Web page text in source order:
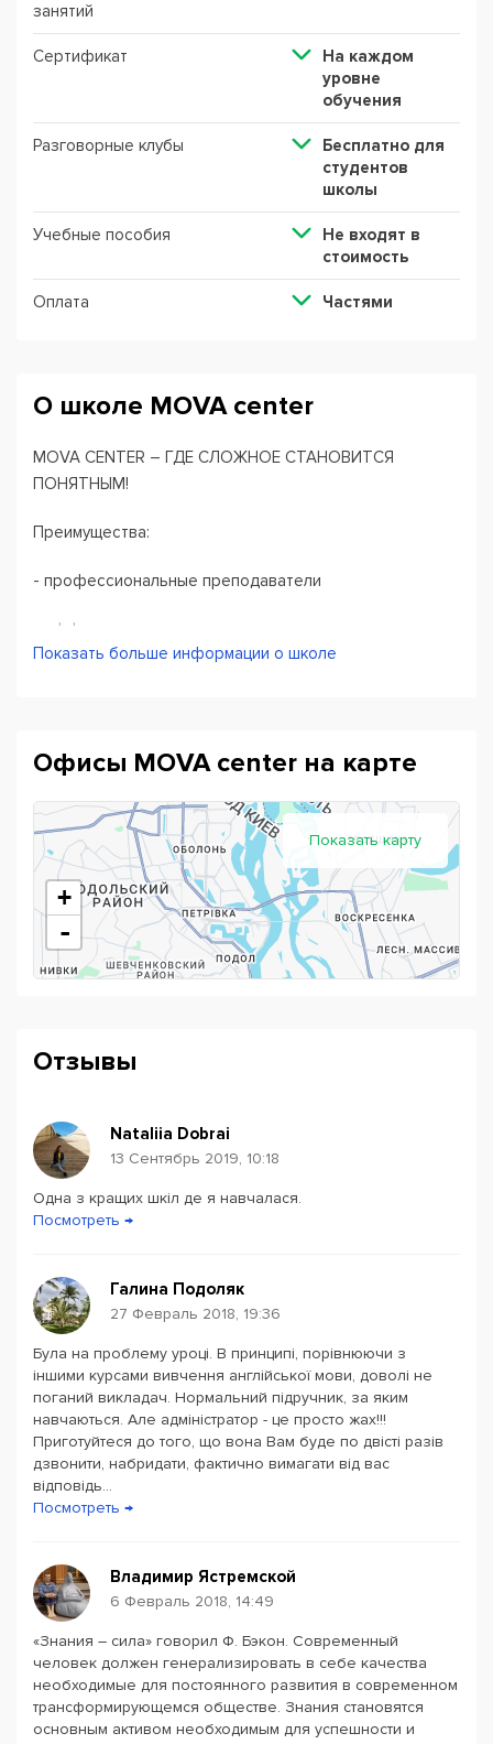
занятий
Сертификат
На каждом
уровне
обучения
Разговорные клубы
Бесплатно для
студентов
школы
Учебные пособия
Не входят в
стоимость
Оплата Частями
О школе MOVA center
MOVA CENTER – ГДЕ СЛОЖНОЕ СТАНОВИТСЯ
ПОНЯТНЫМ!
Преимущества:
- профессиональные преподаватели
- эффективная методика
Наша цель – быть лучшими! Присоединяйтесь!
Показать больше информации о школе
Офисы MOVA center на карте
Показать карту
+
-
Powered by
Отзывы
Nataliia Dobrai
13 Сентябрь 2019, 10:18
Одна з кращих шкіл де я навчалася.
Посмотреть →
Галина Подоляк
27 Февраль 2018, 19:36
Була на проблему уроці. В принципі, порівнюючи з
іншими курсами вивчення англійської мови, доволі не
поганий викладач. Нормальний підручник, за яким
навчаються. Але адміністратор - це просто жах!!!
Приготуйтеся до того, що вона Вам буде по двісті разів
дзвонити, набридати, фактично вимагати від вас
відповідь...
Посмотреть →
Владимир Ястремской
6 Февраль 2018, 14:49
«Знания – сила» говорил Ф. Бэкон. Современный
человек должен генерализировать в себе качества
необходимые для постоянного развития в современном
трансформирующемся обществе. Знания становятся
основным активом необходимым для успешности и